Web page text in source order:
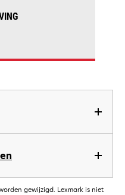
gewijzigd. Lexmark is niet